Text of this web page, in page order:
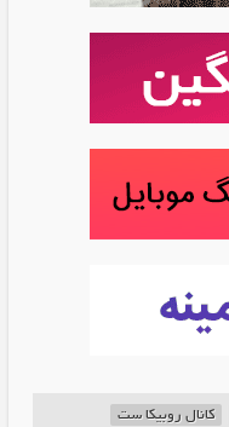
کانال روبیکا ست